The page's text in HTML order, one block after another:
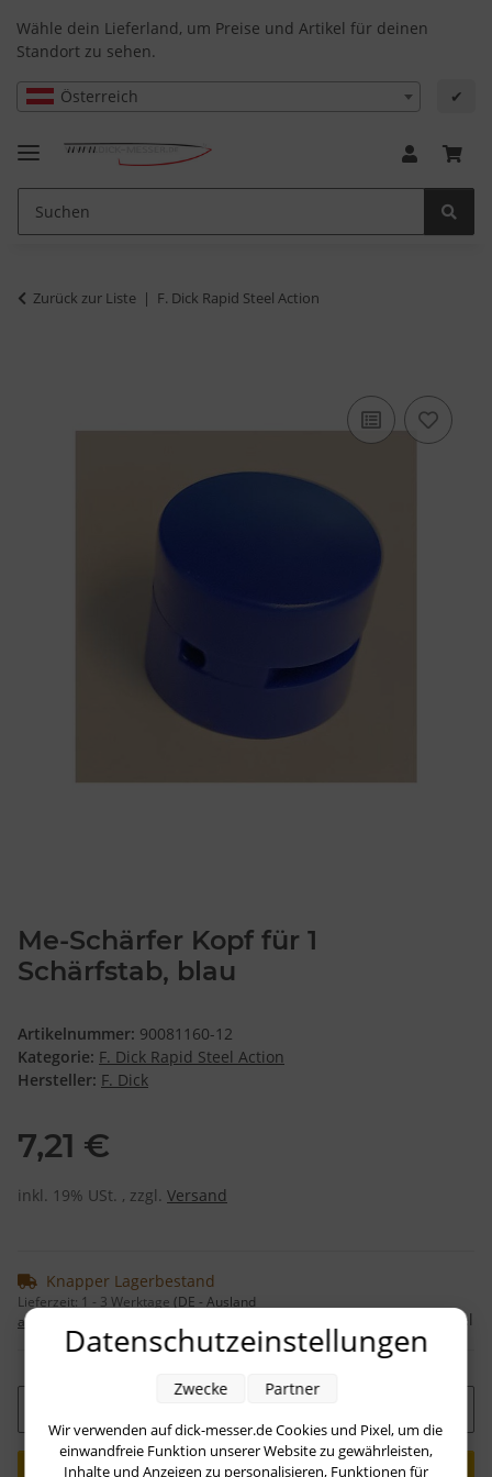
Wähle dein Lieferland, um Preise und Artikel für deinen
Standort zu sehen.
Österreich ✔
Zurück zur Liste F. Dick Rapid Steel Action
Me-Schärfer Kopf für 1
Schärfstab, blau
Artikelnummer: 90081160-12
Kategorie: F. Dick Rapid Steel Action
Hersteller: F. Dick
7,21 €
inkl. 19% USt. , zzgl. Versand
Knapper Lagerbestand
Lieferzeit: 1 - 3 Werktage (DE - Ausland
abweichend)
Frage zum Artikel
Datenschutzeinstellungen
Wir verwenden auf dick-messer.de Cookies und Pixel, um die
einwandfreie Funktion unserer Website zu gewährleisten,
Inhalte und Anzeigen zu personalisieren, Funktionen für
Zwecke Partner